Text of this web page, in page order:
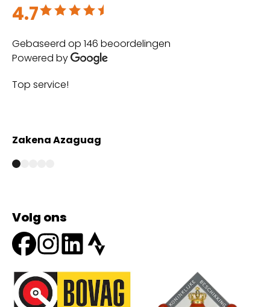
4.7
Beoordeeld met 4.7 uit 5
Gebaseerd op 146 beoordelingen
Powered by
Top service!
Zakena Azaguag
Volg ons
Onze partners